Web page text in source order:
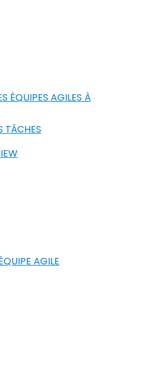
ÉQUIPES AGILES À
TÂCHES
AGILE